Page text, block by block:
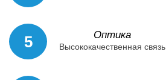
5 Оптика
Высококачественная связь